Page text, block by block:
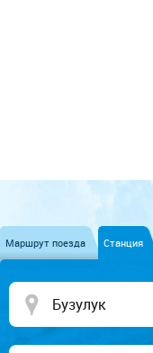
Маршрут поезда Станция